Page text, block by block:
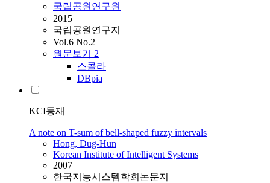
국립공원연구원
2015
국립공원연구지
Vol.6 No.2
원문보기 2
스콜라
DBpia
KCI등재
A note on T-sum of bell-shaped fuzzy intervals
Hong, Dug-Hun
Korean Institute of Intelligent Systems
2007
한국지능시스템학회논문지